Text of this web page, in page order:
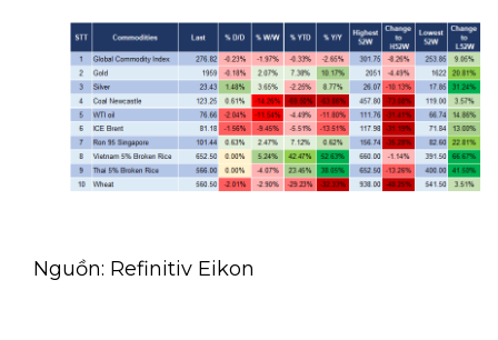
Nguồn: Refinitiv Eikon